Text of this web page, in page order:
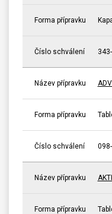
Forma přípravku
Číslo schválení
Název přípravku
Forma přípravku
Číslo schválení
Název přípravku
Forma přípravku